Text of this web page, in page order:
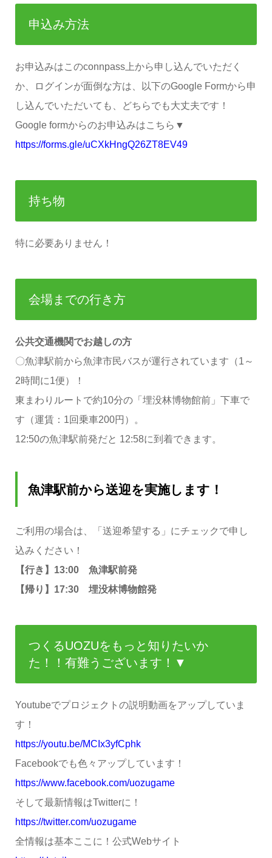
申込み方法
お申込みはこのconnpass上から申し込んでいただく
か、ログインが面倒な方は、以下のGoogle Formから申
し込んでいただいても、どちらでも大丈夫です！
Google formからのお申込みはこちら▼
https://forms.gle/uCXkHngQ26ZT8EV49
持ち物
特に必要ありません！
会場までの行き方
公共交通機関でお越しの方
〇魚津駅前から魚津市民バスが運行されています（1～
2時間に1便）！
東まわりルートで約10分の「埋没林博物館前」下車で
す（運賃：1回乗車200円）。
12:50の魚津駅前発だと 12:58に到着できます。
魚津駅前から送迎を実施します！
ご利用の場合は、「送迎希望する」にチェックで申し
込みください！
【行き】13:00 魚津駅前発
【帰り】17:30 埋没林博物館発
つくるUOZUをもっと知りたいか
た！！有難うございます！▼
Youtubeでプロジェクトの説明動画をアップしていま
す！
https://youtu.be/MCIx3yfCphk
Facebookでも色々アップしています！
https://www.facebook.com/uozugame
そして最新情報はTwitterに！
https://twitter.com/uozugame
全情報は基本ここに！公式Webサイト